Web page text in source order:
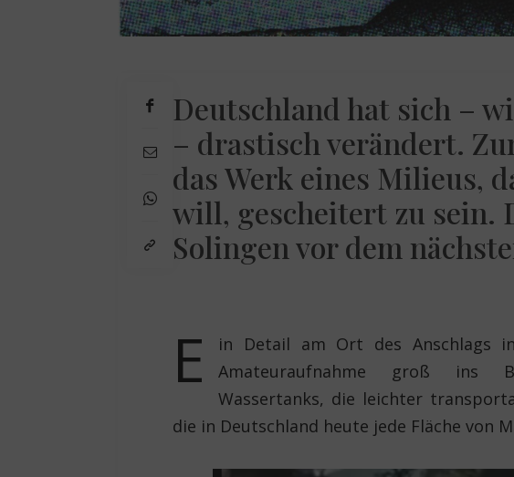
Deutschland hat sich –
– drastisch verändert.
das Werk eines Milieus,
will, gescheitert zu sein.
Solingen vor dem
E
in Detail am Ort des Anschlags
Amateuraufnahme groß ins
Wassertanks, die leichter
die in Deutschland heute jede Fläche von